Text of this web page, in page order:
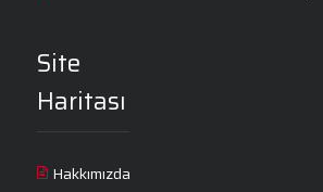
Site
Haritası
Hakkımızda